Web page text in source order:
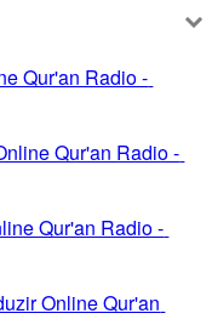
Qur'an Radio -
Qur'an Radio -
Qur'an Radio -
Online Qur'an